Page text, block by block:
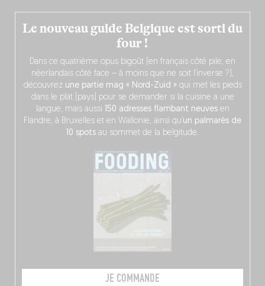
Le nouveau guide Belgique est sorti du
four !
Dans ce quatrième opus bigoût (en français côté pile, en
néerlandais côté face – à moins que ne soit l’inverse ?),
découvrez une partie mag « Nord-Zuid » qui met les pieds
dans le plat (pays) pour se demander si la cuisine a une
langue, mais aussi 150 adresses flambant neuvesen
Flandre, à Bruxelles et en Wallonie, ainsi qu’un palmarès de
10 spots au sommet de la belgitude.
JE COMMANDE